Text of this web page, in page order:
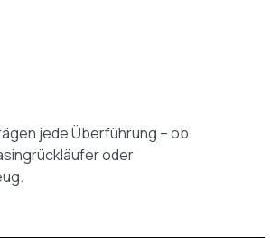
jede Überführung – ob
oder